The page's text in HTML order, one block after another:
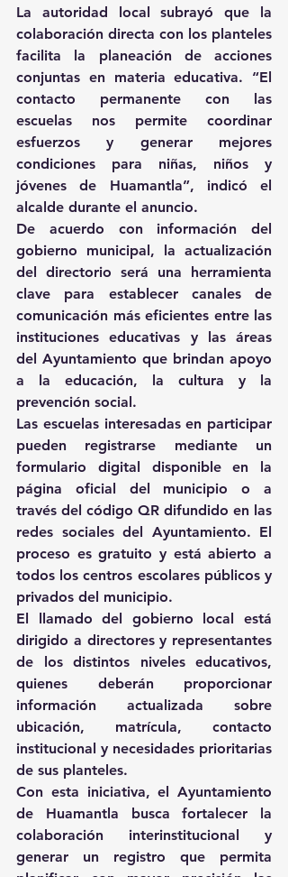
La autoridad local subrayó que la
colaboración directa con los planteles
facilita la planeación de acciones
conjuntas en materia educativa. “El
contacto permanente con las
escuelas nos permite coordinar
esfuerzos y generar mejores
condiciones para niñas, niños y
jóvenes de Huamantla”, indicó el
alcalde durante el anuncio.
De acuerdo con información del
gobierno municipal, la actualización
del directorio será una herramienta
clave para establecer canales de
comunicación más eficientes entre las
instituciones educativas y las áreas
del Ayuntamiento que brindan apoyo
a la educación, la cultura y la
prevención social.
Las escuelas interesadas en participar
pueden registrarse mediante un
formulario digital disponible en la
página oficial del municipio o a
través del código QR difundido en las
redes sociales del Ayuntamiento. El
proceso es gratuito y está abierto a
todos los centros escolares públicos y
privados del municipio.
El llamado del gobierno local está
dirigido a directores y representantes
de los distintos niveles educativos,
quienes deberán proporcionar
información actualizada sobre
ubicación, matrícula, contacto
institucional y necesidades prioritarias
de sus planteles.
Con esta iniciativa, el Ayuntamiento
de Huamantla busca fortalecer la
colaboración interinstitucional y
generar un registro que permita